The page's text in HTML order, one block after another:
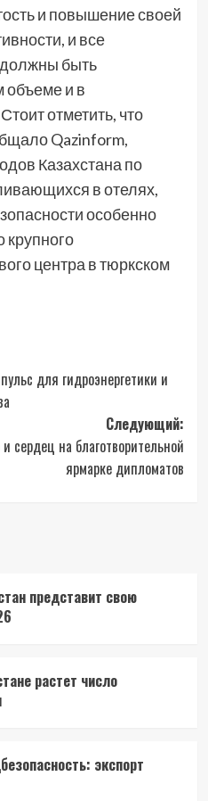
и повышение своей
и все
быть
объеме и в
отметить, что
Qazinform,
Казахстана по
в отелях,
особенно
крупного
центра в тюркском
для гидроэнергетики и
Следующий:
сердец на благотворительной
ярмарке дипломатов
представит свою
растет число
экспорт